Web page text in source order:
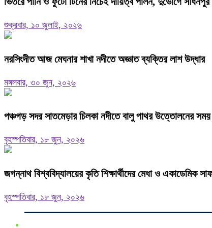
শুক্রবার, ১০ জুলাই, ২০২৬
নরসিংদীত আজ মেঘনার শাখা নদীতে অজ্ঞাত ব্যক্তির লাশ উদ্ধার
মঙ্গলবার, ৩০ জুন, ২০২৬
পঞ্চগড় সদর সাতমেড়ার চিলকা নদীতে বালু পাথর উত্তোলনের
বৃহস্পতিবার, ১৮ জুন, ২০২৬
জগন্নাথ বিশ্ববিদ্যালয়ের কৃতি শিক্ষার্থীদের মেধা ও একাডেমিক
বৃহস্পতিবার, ১৮ জুন, ২০২৬